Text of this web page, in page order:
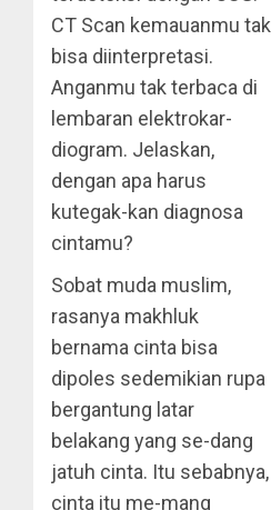
CT Scan kemauanmu tak
bisa diinterpretasi.
Anganmu tak terbaca di
lembaran elektrokar-
diogram. Jelaskan,
dengan apa harus
kutegak-kan diagnosa
cintamu?
Sobat muda muslim,
rasanya makhluk
bernama cinta bisa
dipoles sedemikian rupa
bergantung latar
belakang yang se-dang
jatuh cinta. Itu sebabnya,
cinta itu me-mang